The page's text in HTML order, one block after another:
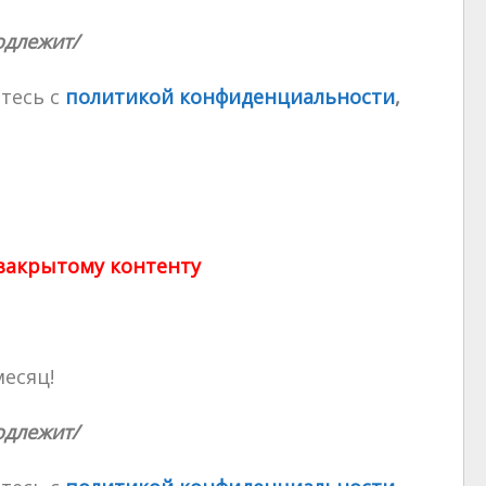
с политикой конфиденциальности,
контенту